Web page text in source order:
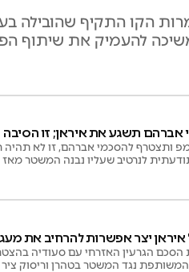
הקו התקיף שהובילה
להעמיק את שיתוף
אברהם תשגע את איראן; זו הסיבה
ותצטרף להסכמי אברהם, זו לא תהיה
שעליו נבנה המשטר מאז 1979 | פרשנות מזווית אחרת
איראן יצר אפשרות להרחיב את
הסכם הגרעין האזרחי עם סעודיה
נגד המשטר בטהרן וריסוק